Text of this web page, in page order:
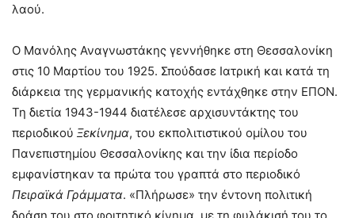
λαού.
Ο Μανόλης Αναγνωστάκης γεννήθηκε στη Θεσσαλονίκη
στις 10 Μαρτίου του 1925. Σπούδασε Ιατρική και κατά τη
διάρκεια της γερμανικής κατοχής εντάχθηκε στην ΕΠΟΝ.
Τη διετία 1943-1944 διατέλεσε αρχισυντάκτης του
περιοδικού Ξεκίνημα, του εκπολιτιστικού ομίλου του
Πανεπιστημίου Θεσσαλονίκης και την ίδια περίοδο
εμφανίστηκαν τα πρώτα του γραπτά στο περιοδικό
Πειραϊκά Γράμματα. «Πλήρωσε» την έντονη πολιτική